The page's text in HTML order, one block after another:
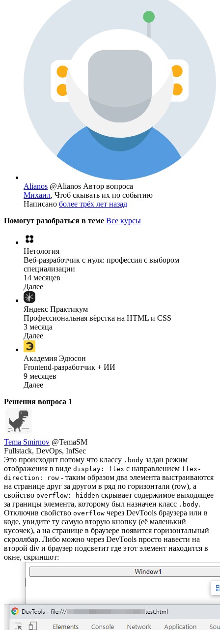
Alianos @Alianos Автор вопроса
Михаил, Чтоб скывать их по событию
Написано более трёх лет назад
Помогут разобраться в теме Все курсы
Нетология
Веб-разработчик с нуля: профессия с выбором
специализации
14 месяцев
Далее
Яндекс Практикум
Профессиональная вёрстка на HTML и CSS
3 месяца
Далее
Академия Эдюсон
Frontend-разработчик + ИИ
9 месяцев
Далее
Решения вопроса 1
Tema Smirnov @TemaSM
Fullstack, DevOps, InfSec
Это происходит потому что классу .body задан режим
отображения в виде display: flex с направлением flex-
direction: row - таким образом два элемента выстраиваются
на странице друг за другом в ряд по горизонтали (row), а
свойство overflow: hidden скрывает содержимое выходящее
за границы элемента, которому был назначен класс .body.
Отключив свойство overflow через DevTools браузера или в
коде, увидите ту самую вторую кнопку (её маленький
кусочек), а на странице в браузере появится горизонтальный
скроллбар. Либо можно через DevTools просто навести на
второй div и браузер подсветит где этот элемент находится в
окне, скриншот: